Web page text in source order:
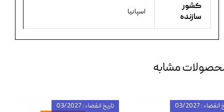
کشور
سازنده
اسپانیا
مشابه
تاریخ انقضاء : 03/2027 : 03/2027